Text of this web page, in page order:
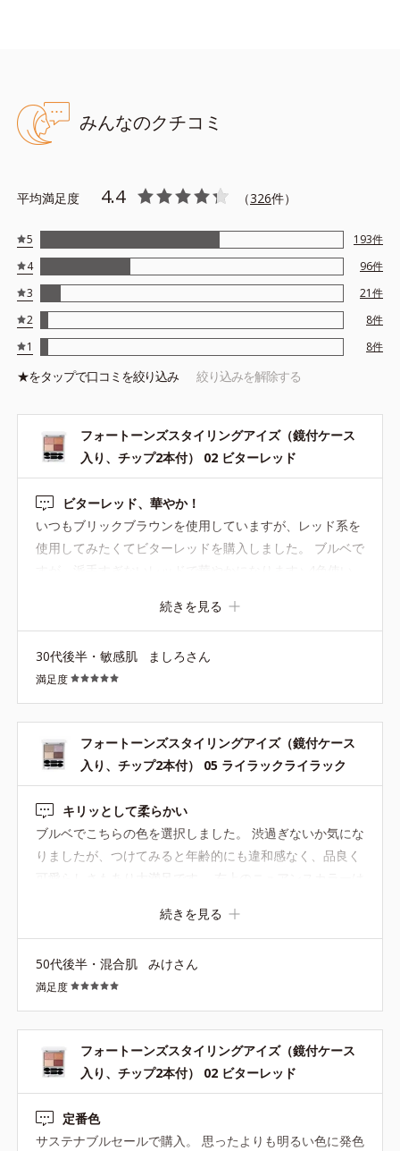
みんなのクチコミ
平均満足度 4.4 （326件）
5 193件
4
96件
3
21件
2
8件
1
8件
★をタップで口コミを絞り込み 絞り込みを解除する
フォートーンズスタイリングアイズ（鏡付ケース
入り、チップ2本付） 02 ビターレッド
ビターレッド、華やか！
いつもブリックブラウンを使用していますが、レッド系を
使用してみたくてビターレッドを購入しました。 ブルベで
続きを見る
30代後半・敏感肌 ましろさん
満足度
フォートーンズスタイリングアイズ（鏡付ケース
入り、チップ2本付） 05 ライラックライラック
キリッとして柔らかい
ブルベでこちらの色を選択しました。 渋過ぎないか気にな
りましたが、つけてみると年齢的にも違和感なく、品良く
可愛らしさもあり大満足です。 右上のニュアンスカラーは
のディープマットカラーは目を大きく見せてくれるのでア
つ使えなかったのが左下のパウダー。今は下瞼の目尻の三
角ゾーン（下瞼はそれのみ使用）や上瞼の真ん中（黒目の
上あたり）にほんの少し付けるなどして楽しんでいます。
続きを見る
50代後半・混合肌 みけさん
満足度
フォートーンズスタイリングアイズ（鏡付ケース
入り、チップ2本付） 02 ビターレッド
定番色
サステナブルセールで購入。 思ったよりも明るい色に発色